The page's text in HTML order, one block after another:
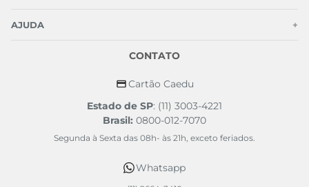
AJUDA +
CONTATO
Cartão Caedu
Estado de SP: (11) 3003-4221
Brasil: 0800-012-7070
Segunda à Sexta das 08h- às 21h, exceto feriados.
Whatsapp